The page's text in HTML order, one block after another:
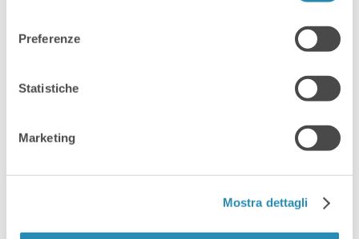
Preferenze
Statistiche
Marketing
Mostra dettagli
Share: